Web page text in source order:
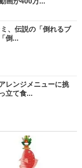
、伝説の「倒れるブ
倒...
レンジメニューに挑
立て食...